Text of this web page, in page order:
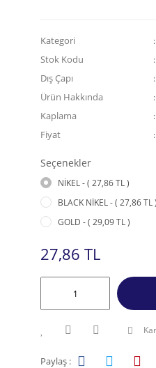
Kategori
Stok Kodu
Dış Çapı
Ürün Hakkında
Kaplama
Fiyat
Seçenekler
NİKEL - ( 27,86 TL )
BLACK NİKEL - ( 27,86 TL )
GOLD - ( 29,09 TL )
27,86 TL
Paylaş :